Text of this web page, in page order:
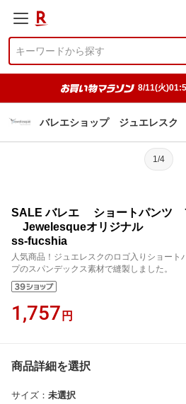
8/11(火
バレエショップ ジュエレスク
1/4
SALE バレエ ショートパンツ
Jewelesqueオリジナル
ss-fucshia
人気商品！ジュエレスクのロゴ入りショート
プのスパンデックス素材で縫製しました。
1,757 円
商品詳細を選択
サイズ ： 未選択